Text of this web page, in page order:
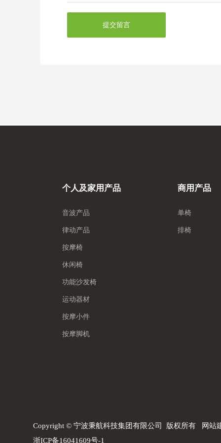
提交留言
个人及家用产品
音波产品
律动产品
按摩椅
休闲椅
功能沙发椅
运动器材
按摩小件
按摩脚机
商用产品
单椅
排椅
Copyright © 宁波秉航科技集团有限公司 版权所有
网站
浙ICP备16041609号-1